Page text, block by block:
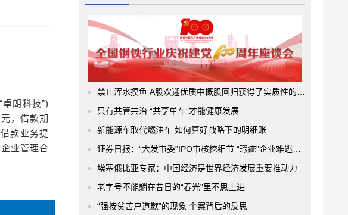
朗科技”)
，借款期
款业务提
业管理合
禁止浑水摸鱼 A股欢迎优质中概股回归获得了实质性的进展
只有共管共治 “共享单车”才能健康发展
新能源车取代燃油车 如何算好战略下的明细账
证券日报：“大发审委”IPO审核挖细节 “瑕疵”企业难逃法眼
埃塞俄比亚专家：中国经济是世界经济发展重要推动力
老字号不能躺在昔日的“春光”里不思上进
“强按贫苦户道歉”的现象 个案背后的反思